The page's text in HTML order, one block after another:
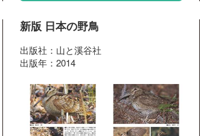
新版 日本の野鳥
出版社：山と溪谷社
出版年：2014